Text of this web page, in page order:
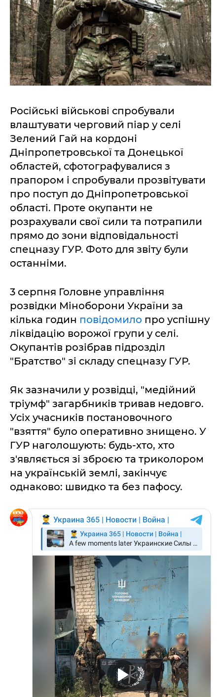
Російські військові спробували
влаштувати черговий піар у селі
Зелений Гай на кордоні
Дніпропетровської та Донецької
областей, сфотографувалися з
прапором і спробували прозвітувати
про поступ до Дніпропетровської
області. Проте окупанти не
розрахували свої сили та потрапили
прямо до зони відповідальності
спецназу ГУР. Фото для звіту були
останніми.
3 серпня Головне управління
розвідки Міноборони України за
кілька годин повідомило про успішну
ліквідацію ворожої групи у селі.
Окупантів розібрав підрозділ
"Братство" зі складу спецназу ГУР.
Як зазначили у розвідці, "медійний
тріумф" загарбників тривав недовго.
Усіх учасників постановочного
"взяття" було оперативно знищено. У
ГУР наголошують: будь-хто, хто
з'являється зі зброєю та триколором
на українській землі, закінчує
однаково: швидко та без пафосу.